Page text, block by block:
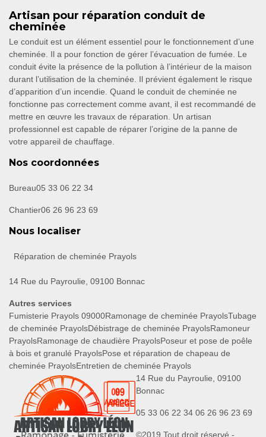
Artisan pour réparation conduit de
cheminée
Le conduit est un élément essentiel pour le fonctionnement d’une
cheminée. Il a pour fonction de gérer l’évacuation de fumée. Le
conduit évite la présence de la pollution à l’intérieur de la maison
durant l’utilisation de la cheminée. Il prévient également le risque
d’apparition d’un incendie. Quand le conduit de cheminée ne
fonctionne pas correctement comme avant, il est recommandé de
mettre en œuvre les travaux de réparation. Un artisan
professionnel est capable de réparer l’origine de la panne de
votre appareil de chauffage.
Nos coordonnées
Bureau05 33 06 22 34
Chantier06 26 96 23 69
Nous localiser
Réparation de cheminée Prayols
14 Rue du Payroulie, 09100 Bonnac
Autres services
Fumisterie Prayols 09000Ramonage de cheminée PrayolsTubage
de cheminée PrayolsDébistrage de cheminée PrayolsRamoneur
PrayolsRamonage de chaudière PrayolsPoseur et pose de poêle
à bois et granulé PrayolsPose et réparation de chapeau de
cheminée PrayolsEntretien de cheminée Prayols
14 Rue du Payroulie, 09100
Bonnac
05 33 06 22 34 06 26 96 23 69
©2019 Tout droit réservé -